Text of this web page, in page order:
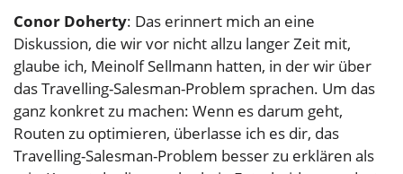
Conor Doherty: Das erinnert mich an eine
Diskussion, die wir vor nicht allzu langer Zeit mit,
glaube ich, Meinolf Sellmann hatten, in der wir über
das Travelling-Salesman-Problem sprachen. Um das
ganz konkret zu machen: Wenn es darum geht,
Routen zu optimieren, überlasse ich es dir, das
Travelling-Salesman-Problem besser zu erklären als